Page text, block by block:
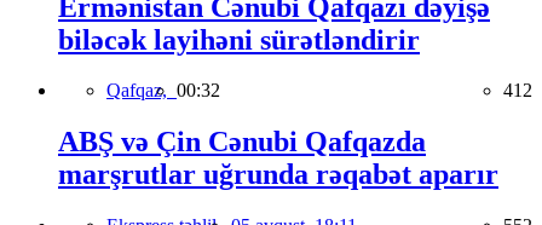
Ermənistan Cənubi Qafqazı dəyişə
biləcək layihəni sürətləndirir
Qafqaz, 00:32 412
ABŞ və Çin Cənubi Qafqazda
marşrutlar uğrunda rəqabət aparır